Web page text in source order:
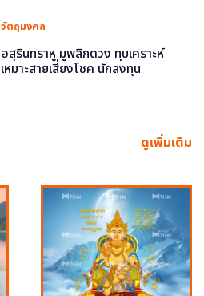
วัตถุมงคล
อสุรินทราหู มูพลิกดวง ทุบเคราะห์
เหมาะสายเสี่ยงโชค นักลงทุน
ดูเพิ่มเติม